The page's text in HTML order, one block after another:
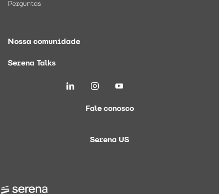
Perguntas
Nossa comunidade
Serena Talks
Fale conosco
Serena US